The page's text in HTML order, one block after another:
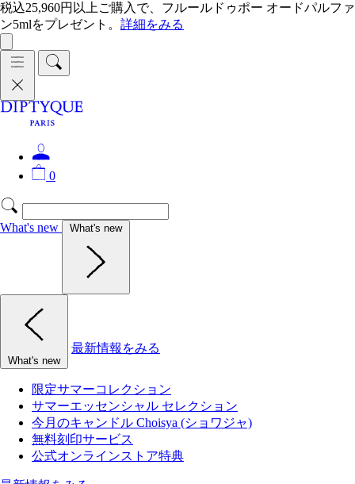
税込25,960円以上ご購入で、フルールドゥポー オードパルファ
ン5mlをプレゼント。 詳細をみる
0
What's new What's new
What's new
最新情報をみる
限定サマーコレクション
サマーエッセンシャル セレクション
今月のキャンドル Choisya (ショワジャ)
無料刻印サービス
公式オンラインストア特典